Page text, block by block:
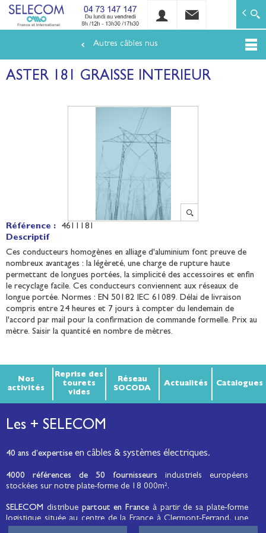
au
contenu
SELECOM
Matériels de réseaux électriques basse tension et
Autres câbles nus
ASTER 181 GRAISSE INTERIEUR
Référence :
4611181
Descriptif
Ces conducteurs homogènes en alliage d'aluminium font preuve de
nombreux avantages : la légèreté, une charge de rupture haute
permettant de longues portées, la simplicité des accessoires et enfin
le recyclage facile. Ces conducteurs conviennent aux réseaux de
longue portée. Normes : EN 50182 IEC 61089. Délai de livraison
compris entre 24 heures et 7 jours à compter du lendemain de
l'accord par mail pour la confirmation de commande formelle. Prix au
mètre. Saisir la quantité en nombre de mètres.
Nos
activités
Reprise des
tourets
vides
Réseau
SOCODA
Actualités Catalogues
Les + SELECOM
40 ans d’expertise en câbles & systèmes électriques.
4000 références de 50 fournisseurs industriels européens
stockées sur notre plate-forme de 18 000m².
SELECOM distribue partout en France à partir de sa plate-forme
logistique située au centre de la France à Clermont-Ferrand, une